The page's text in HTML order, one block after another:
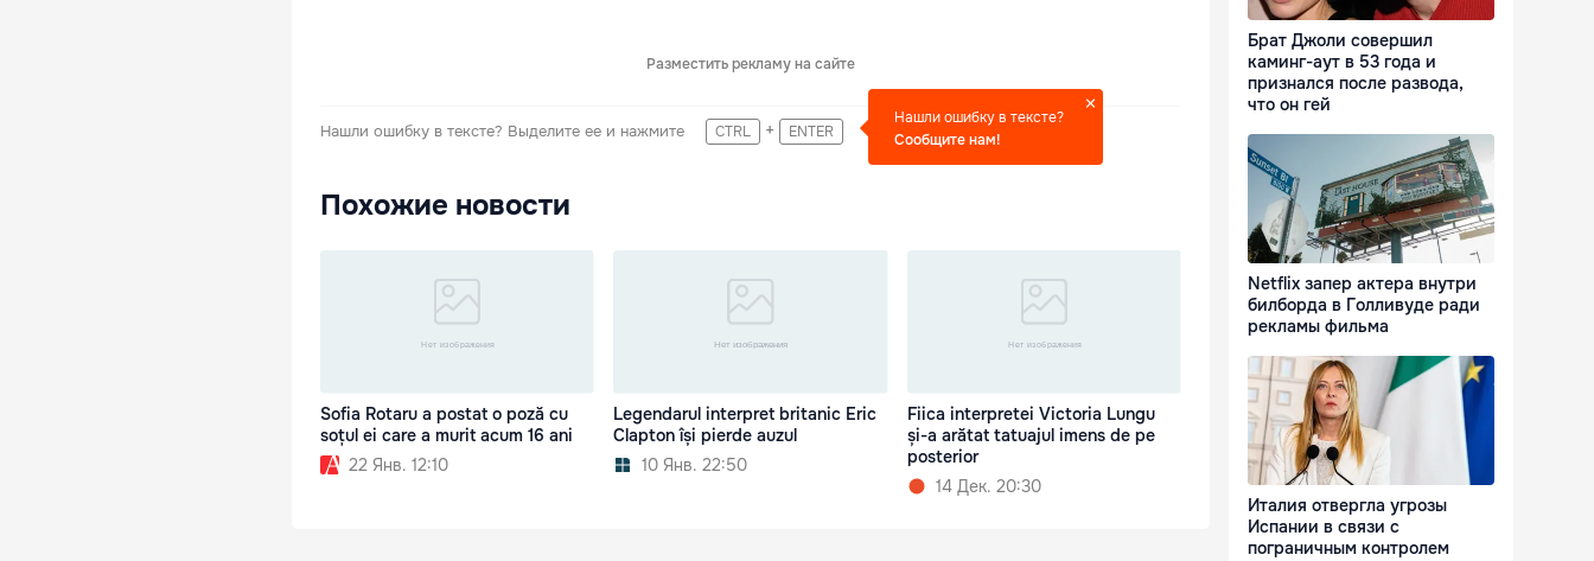
Разместить рекламу на сайте
Нашли ошибку в тексте? Выделите ее и нажмите CTRL + ENTER
Нашли ошибку в тексте?
Сообщите нам!
Похожие новости
Sofia Rotaru a postat o poză cu
soțul ei care a murit acum 16 ani
22 Янв. 12:10
Legendarul interpret britanic Eric
Clapton își pierde auzul
10 Янв. 22:50
Fiica interpretei Victoria Lungu
și-a arătat tatuajul imens de pe
posterior
14 Дек. 20:30
Брат Джоли совершил
каминг-аут в 53 года и
признался после развода,
что он гей
Netflix запер актера внутри
билборда в Голливуде ради
рекламы фильма
Италия отвергла угрозы
Испании в связи с
пограничным контролем